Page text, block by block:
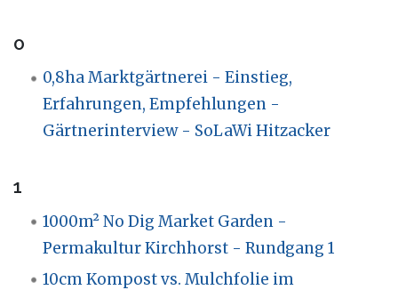
0
0,8ha Marktgärtnerei - Einstieg,
Erfahrungen, Empfehlungen -
Gärtnerinterview - SoLaWi Hitzacker
1
1000m² No Dig Market Garden -
Permakultur Kirchhorst - Rundgang 1
10cm Kompost vs. Mulchfolie im